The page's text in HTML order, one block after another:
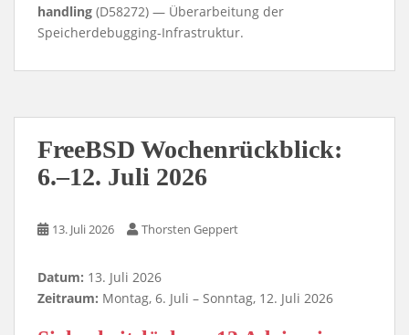
handling (D58272) — Überarbeitung der
Speicherdebugging-Infrastruktur.
FreeBSD Wochenrückblick:
6.–12. Juli 2026
13. Juli 2026 Thorsten Geppert
Datum: 13. Juli 2026
Zeitraum: Montag, 6. Juli – Sonntag, 12. Juli 2026